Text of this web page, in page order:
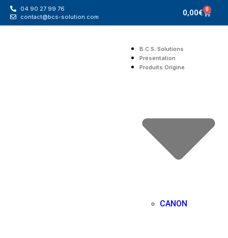
04 90 27 99 76
contact@bcs-solution.com
0,00€ 0
B.C.S. Solutions
Présentation
Produits Origine
CANON